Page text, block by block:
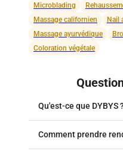
Microblading
Massage californien
Nail
Massage ayurvédique
Coloration végétale
Qu'est-ce que DYBYS
Comment prendre